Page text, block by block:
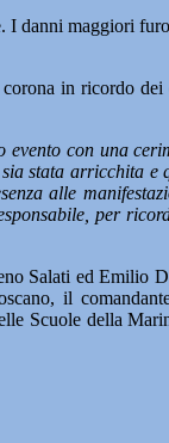
I danni maggiori
in ricordo
con una
stata arricchita e
alle
per
Salati ed Emilio
il
Scuole della